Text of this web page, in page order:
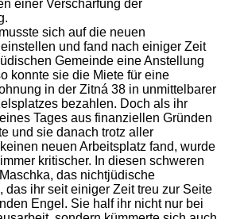
einer Verschärfung der
sich auf die neuen
und fand nach einiger Zeit
Gemeinde eine Anstellung
konnte sie die Miete für eine
in der Zitná 38 in unmittelbarer
bezahlen. Doch als ihr
Tages aus finanziellen Gründen
und sie danach trotz aller
neuen Arbeitsplatz fand, wurde
kritischer. In diesen schweren
das nichtjüdische
das ihr seit einiger Zeit treu zur Seite
Engel. Sie half ihr nicht nur bei